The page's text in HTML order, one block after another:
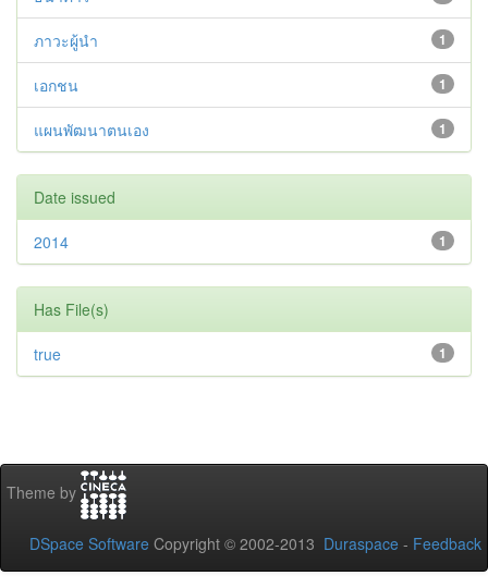
1
ภาวะผู้นำ
1
เอกชน
1
แผนพัฒนาตนเอง
Date issued
1
2014
Has File(s)
1
true
Theme by
DSpace Software Copyright © 2002-2013 Duraspace - Feedback